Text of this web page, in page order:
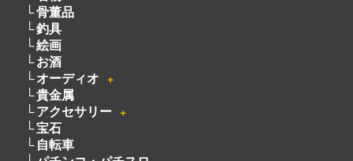
骨董品
釣具
絵画
お酒
オーディオ
＋
貴金属
アクセサリー
＋
宝石
自転車